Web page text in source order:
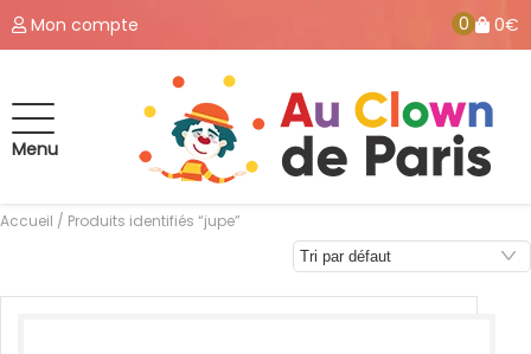
Mon compte 0 0€
Menu
Accueil / Produits identifiés “jupe”